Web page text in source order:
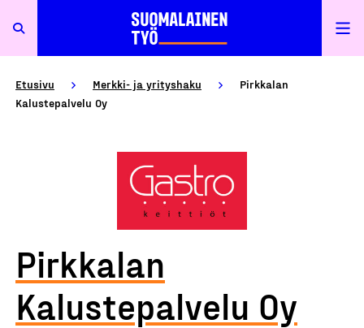
Etusivu Merkki- ja yrityshaku
Pirkkalan
Kalustepalvelu Oy
Pirkkalan
Kalustepalvelu Oy